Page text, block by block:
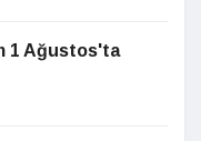
1 Ağustos'ta